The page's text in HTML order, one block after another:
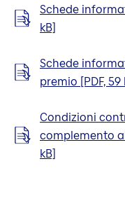
Schede
kB]
Schede
premio [PDF, 59
Condizioni
complemento
kB]